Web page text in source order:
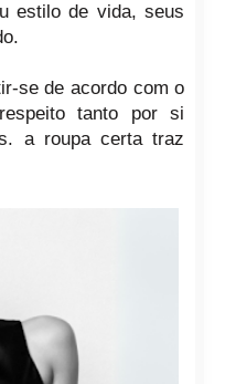
estilo de vida, seus
se de acordo com o
tanto por si
a roupa certa traz